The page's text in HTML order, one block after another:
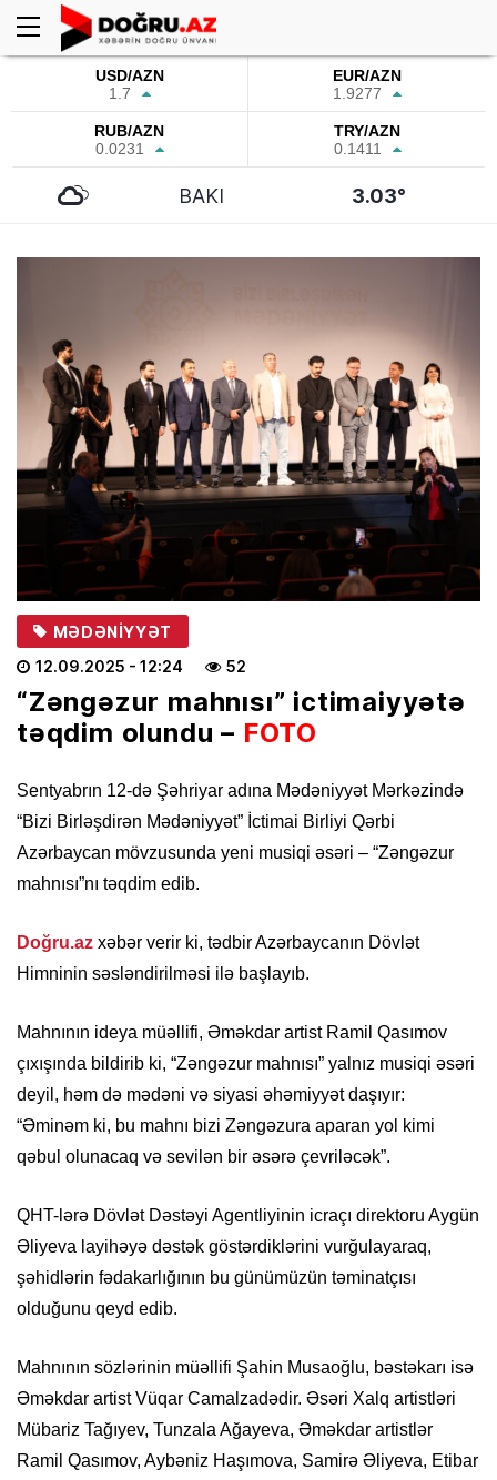
USD/AZN
1.7
EUR/AZN
1.9277
RUB/AZN
0.0231
TRY/AZN
0.1411
BAKI 3.03°
MƏDƏNIYYƏT
12.09.2025 - 12:24 52
“Zəngəzur mahnısı” ictimaiyyətə
təqdim olundu – FOTO
Sentyabrın 12-də Şəhriyar adına Mədəniyyət Mərkəzində
“Bizi Birləşdirən Mədəniyyət” İctimai Birliyi Qərbi
Azərbaycan mövzusunda yeni musiqi əsəri – “Zəngəzur
mahnısı”nı təqdim edib.
Doğru.az xəbər verir ki, tədbir Azərbaycanın Dövlət
Himninin səsləndirilməsi ilə başlayıb.
Mahnının ideya müəllifi, Əməkdar artist Ramil Qasımov
çıxışında bildirib ki, “Zəngəzur mahnısı” yalnız musiqi əsəri
deyil, həm də mədəni və siyasi əhəmiyyət daşıyır:
“Əminəm ki, bu mahnı bizi Zəngəzura aparan yol kimi
qəbul olunacaq və sevilən bir əsərə çevriləcək”.
QHT-lərə Dövlət Dəstəyi Agentliyinin icraçı direktoru Aygün
Əliyeva layihəyə dəstək göstərdiklərini vurğulayaraq,
şəhidlərin fədakarlığının bu günümüzün təminatçısı
olduğunu qeyd edib.
Mahnının sözlərinin müəllifi Şahin Musaoğlu, bəstəkarı isə
Əməkdar artist Vüqar Camalzadədir. Əsəri Xalq artistləri
Mübariz Tağıyev, Tunzala Ağayeva, Əməkdar artistlər
Ramil Qasımov, Aybəniz Haşımova, Samirə Əliyeva, Etibar